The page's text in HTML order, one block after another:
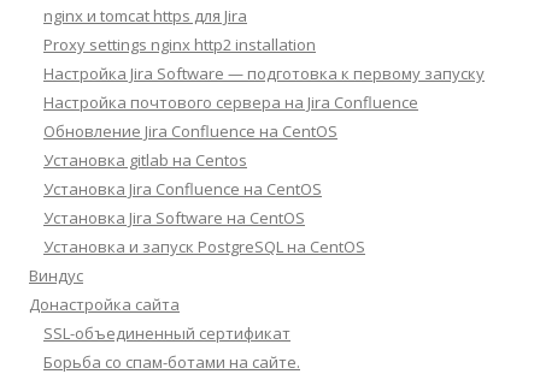
nginx и tomcat https для Jira
Proxy settings nginx http2 installation
Настройка Jira Software — подготовка к первому запуску
Настройка почтового сервера на Jira Confluence
Обновление Jira Confluence на CentOS
Установка gitlab на Centos
Установка Jira Confluence на CentOS
Установка Jira Software на CentOS
Установка и запуск PostgreSQL на CentOS
Виндус
Донастройка сайта
SSL-объединенный сертификат
Борьба со спам-ботами на сайте.